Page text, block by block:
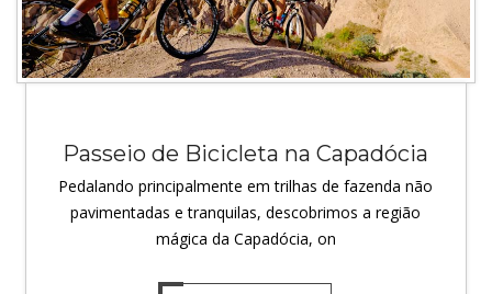
Passeio de Bicicleta na Capadócia
Pedalando principalmente em trilhas de fazenda não
pavimentadas e tranquilas, descobrimos a região
mágica da Capadócia, on